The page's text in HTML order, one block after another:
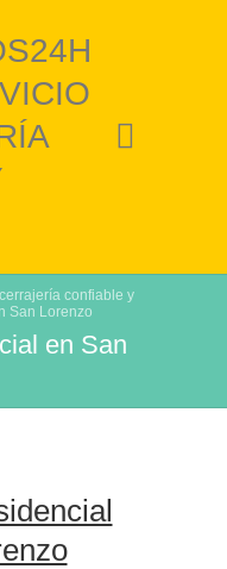
confiable y
San Lorenzo
en San